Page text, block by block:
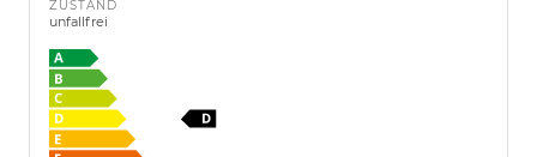
ZUSTAND
unfallfrei